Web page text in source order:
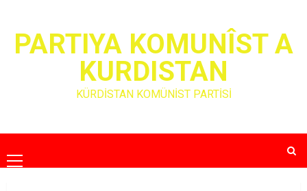
contentPARTIYA KOMUNÎST A
KURDISTAN
KÜRDİSTAN KOMÜNİST PARTİSİ
Primary
Menu